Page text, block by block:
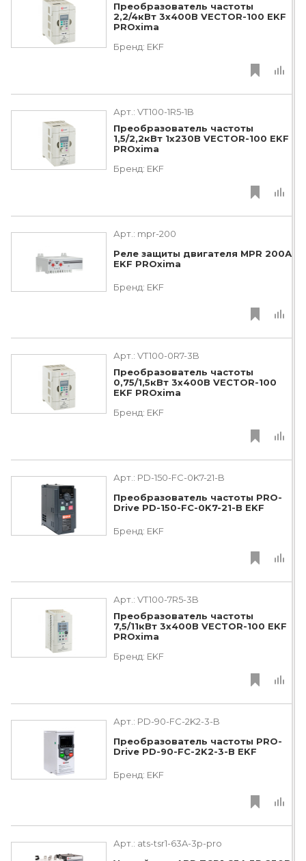
Преобразователь частоты
2,2/4кВт 3х400В VECTOR-100 EKF
PROxima
Бренд: EKF
Арт.: VT100-1R5-1B
Преобразователь частоты
1,5/2,2кВт 1х230В VECTOR-100 EKF
PROxima
Бренд: EKF
Арт.: mpr-200
Реле защиты двигателя MPR 200А
EKF PROxima
Бренд: EKF
Арт.: VT100-0R7-3B
Преобразователь частоты
0,75/1,5кВт 3х400В VECTOR-100
EKF PROxima
Бренд: EKF
Арт.: PD-150-FC-0K7-21-B
Преобразователь частоты PRO-
Drive PD-150-FC-0K7-21-B EKF
Бренд: EKF
Арт.: VT100-7R5-3B
Преобразователь частоты
7,5/11кВт 3х400В VECTOR-100 EKF
PROxima
Бренд: EKF
Арт.: PD-90-FC-2K2-3-B
Преобразователь частоты PRO-
Drive PD-90-FC-2K2-3-B EKF
Бренд: EKF
Арт.: ats-tsr1-63A-3p-pro